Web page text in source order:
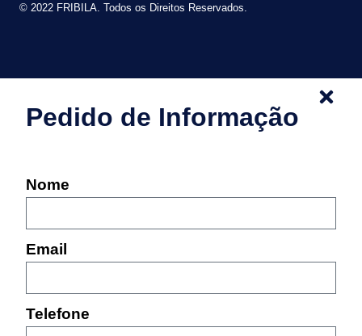
© 2022 FRIBILA. Todos os Direitos Reservados.
Pedido de Informação
Nome
Email
Telefone